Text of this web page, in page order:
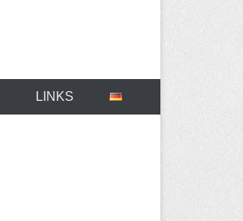
LINKS